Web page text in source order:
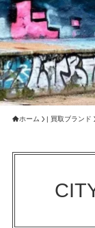
ホーム | 買取ブランド